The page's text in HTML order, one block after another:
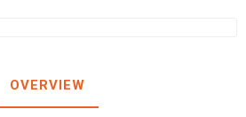
OVERVIEW